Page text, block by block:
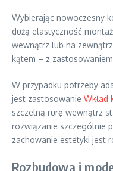
Wybierając nowoczesny
dużą elastyczność
wewnątrz lub na
kątem – z
W przypadku potrzeby
jest zastosowanie Wkład
szczelną rurę wewnątrz
rozwiązanie szczególnie
zachowanie estetyki jest
Rozbudowa i